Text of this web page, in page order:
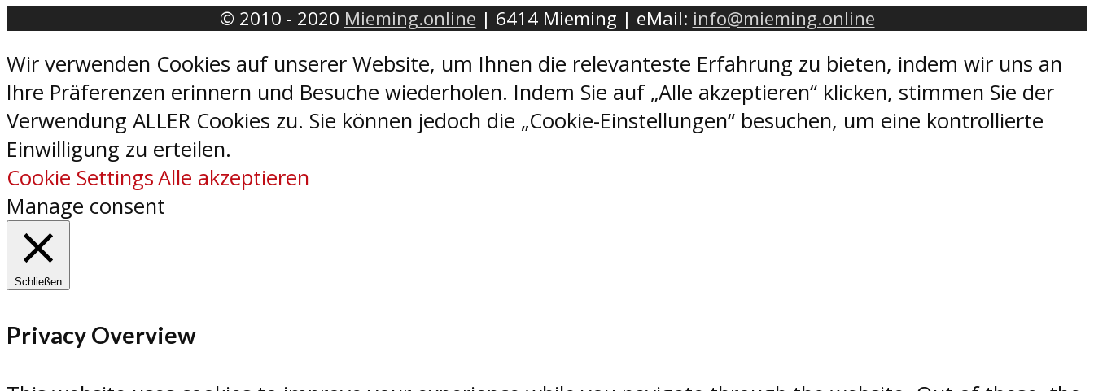
© 2010 - 2020 Mieming.online | 6414 Mieming | eMail: info@mieming.online
Wir verwenden Cookies auf unserer Website, um Ihnen die relevanteste Erfahrung zu bieten, indem wir uns an
Ihre Präferenzen erinnern und Besuche wiederholen. Indem Sie auf „Alle akzeptieren“ klicken, stimmen Sie der
Verwendung ALLER Cookies zu. Sie können jedoch die „Cookie-Einstellungen“ besuchen, um eine kontrollierte
Einwilligung zu erteilen.
Cookie SettingsAlle akzeptieren
Manage consent
Schließen
Privacy Overview